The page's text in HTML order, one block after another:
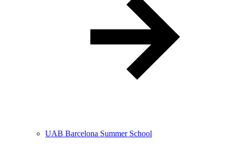
UAB Barcelona Summer School